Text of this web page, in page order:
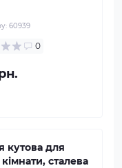
60939
0
кутова для
сталева